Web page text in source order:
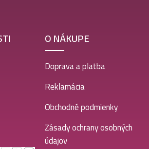
O NÁKUPE
Doprava a platba
Reklamácia
Obchodné podmienky
Zásady ochrany osobných
údajov